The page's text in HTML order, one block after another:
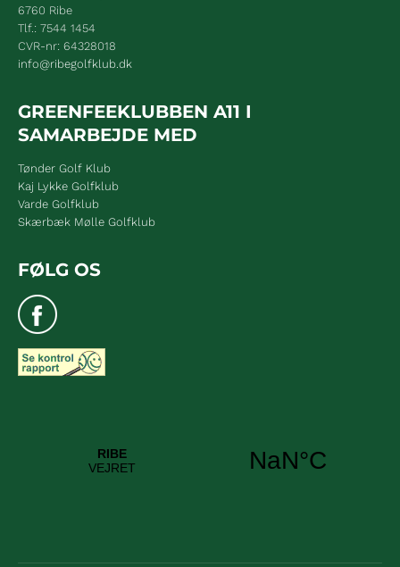
6760 Ribe
Tlf.: 7544 1454
CVR-nr: 64328018
info@ribegolfklub.dk
GREENFEEKLUBBEN A11 I
SAMARBEJDE MED
Tønder Golf Klub
Kaj Lykke Golfklub
Varde Golfklub
Skærbæk Mølle Golfklub
FØLG OS